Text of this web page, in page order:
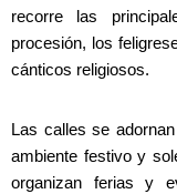
recorre las
procesión, los
cánticos religiosos.
Las calles se
ambiente festivo y
organizan ferias y